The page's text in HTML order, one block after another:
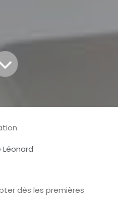
Léonard
dès les premières